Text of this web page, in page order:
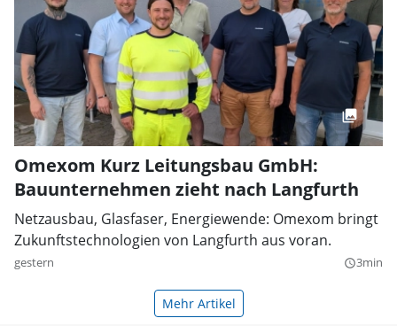
Omexom Kurz Leitungsbau GmbH:
Bauunternehmen zieht nach Langfurth
Netzausbau, Glasfaser, Energiewende: Omexom bringt
Zukunftstechnologien von Langfurth aus voran.
gestern query_builder3min
Mehr Artikel